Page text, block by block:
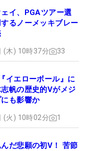
イ、PGAツアー選
るノーメッキブレー
(木) 10時37分 33
イエローボール』に
帆の歴史的Vがメジ
も影響か
(火) 10時02分 1
だ悲願の初V！ 苦節